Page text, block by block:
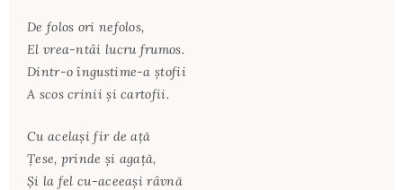
De folos ori nefolos,
El vrea-ntâi lucru frumos.
Dintr-o îngustime-a ștofii
A scos crinii și cartofii.
Cu același fir de ață
Țese, prinde și agață,
Și la fel cu-aceeași râvnă